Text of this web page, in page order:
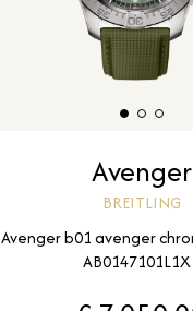
Avenger
BREITLING
Avenger b01 avenger